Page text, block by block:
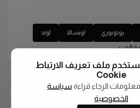
يوتوبوري اوبسالا لوند
ملف تعريف الارتباط
Cookie
الرجاء قراءة سياسة
الخصوصية